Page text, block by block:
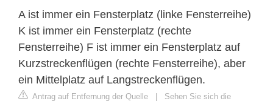
A ist immer ein Fensterplatz (linke Fensterreihe)
K ist immer ein Fensterplatz (rechte
Fensterreihe) F ist immer ein Fensterplatz auf
Kurzstreckenflügen (rechte Fensterreihe), aber
ein Mittelplatz auf Langstreckenflügen.
Antrag auf Entfernung der Quelle | Sehen Sie sich die